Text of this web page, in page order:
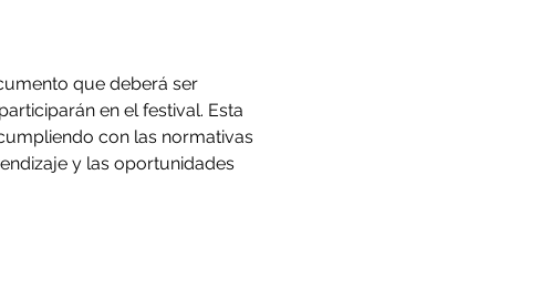
que deberá ser
en el festival. Esta
con las normativas
y las oportunidades